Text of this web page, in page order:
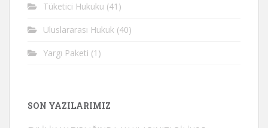
Tüketici Hukuku (41)
Uluslararası Hukuk (40)
Yargı Paketi (1)
SON YAZILARIMIZ